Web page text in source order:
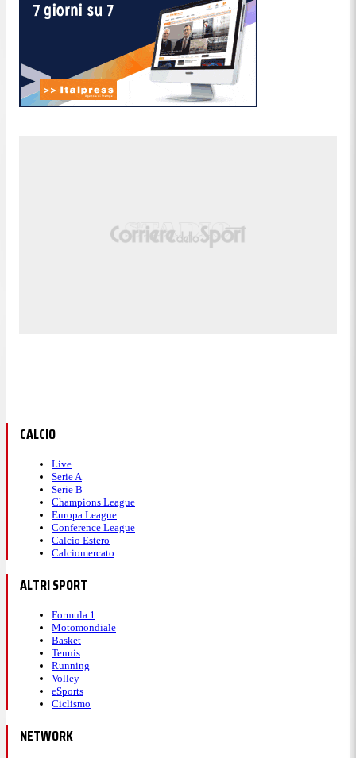
CALCIO
Live
Serie A
Serie B
Champions League
Europa League
Conference League
Calcio Estero
Calciomercato
ALTRI SPORT
Formula 1
Motomondiale
Basket
Tennis
Running
Volley
eSports
Ciclismo
NETWORK